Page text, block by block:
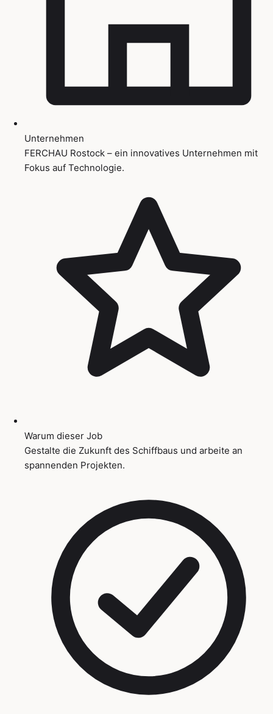
Unternehmen
FERCHAU Rostock – ein innovatives Unternehmen mit
Fokus auf Technologie.
Warum dieser Job
Gestalte die Zukunft des Schiffbaus und arbeite an
spannenden Projekten.